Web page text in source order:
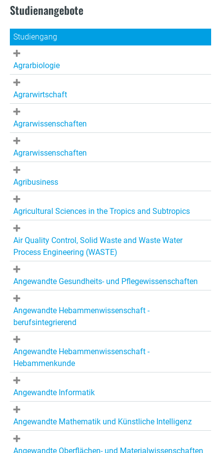
Studienangebote
Studiengang
Agrarbiologie
Agrarwirtschaft
Agrarwissenschaften
Agrarwissenschaften
Agribusiness
Agricultural Sciences in the Tropics and Subtropics
Air Quality Control, Solid Waste and Waste Water
Process Engineering (WASTE)
Angewandte Gesundheits- und Pflegewissenschaften
Angewandte Hebammenwissenschaft -
berufsintegrierend
Angewandte Hebammenwissenschaft -
Hebammenkunde
Angewandte Informatik
Angewandte Mathematik und Künstliche Intelligenz
Angewandte Oberflächen- und Materialwissenschaften